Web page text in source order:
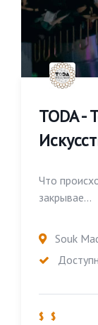
TODA -
Что
закрывае...
Souk
$ $